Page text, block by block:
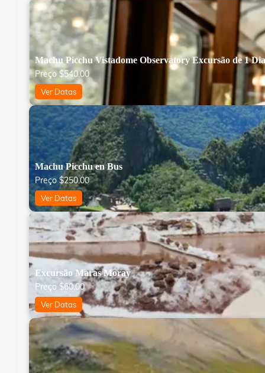
Machu Picchu Vistadome Observatory Excursão de 1 Dia
Preço $540.00
Ver Datas
Machu Picchu en Bus
Preço$250.00
Ver Datas
Excursão Maras Moray
Preço $60.00
Ver Datas